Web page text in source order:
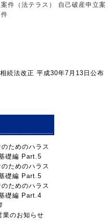
件（法テラス） 自己破産申立案
相続法改正 平成30年7月13日公布
ためのハラス
礎編 Part.5
ためのハラス
礎編 Part.5
ためのハラス
礎編 Part.4
業のお知らせ